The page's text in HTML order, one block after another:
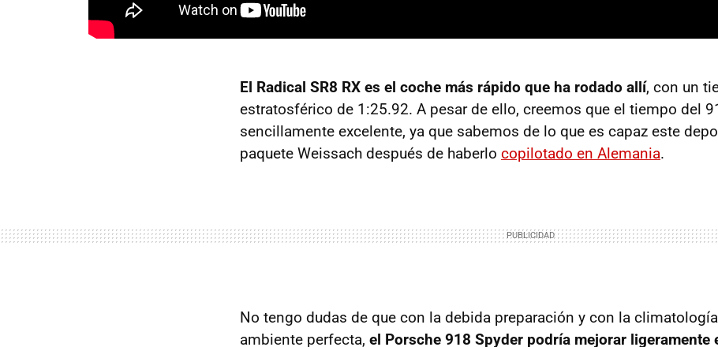
El Radical SR8 RX es el coche más rápido que ha rodado allí, con un
estratosférico de 1:25.92. A pesar de ello, creemos que el tiempo del
sencillamente excelente, ya que sabemos de lo que es capaz este
paquete Weissach después de haberlo copilotado en Alemania.
No tengo dudas de que con la debida preparación y con la
ambiente perfecta, el Porsche 918 Spyder podría mejorar ligeramente